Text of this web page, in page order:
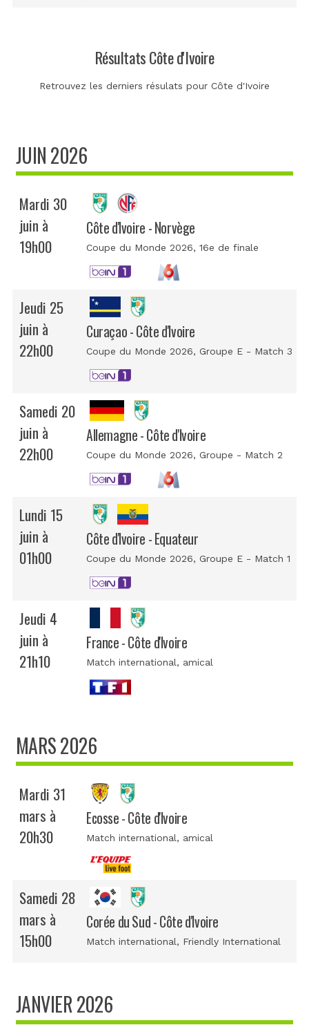
Résultats Côte d'Ivoire
Retrouvez les derniers résulats pour Côte d'Ivoire
JUIN 2026
Mardi 30
juin à
19h00
Côte d'Ivoire - Norvège
Coupe du Monde 2026, 16e de finale
Jeudi 25
juin à
22h00
Curaçao - Côte d'Ivoire
Coupe du Monde 2026, Groupe E - Match 3
Samedi 20
juin à
22h00
Allemagne - Côte d'Ivoire
Coupe du Monde 2026, Groupe - Match 2
Lundi 15
juin à
01h00
Côte d'Ivoire - Equateur
Coupe du Monde 2026, Groupe E - Match 1
Jeudi 4
juin à
21h10
France - Côte d'Ivoire
Match international, amical
MARS 2026
Mardi 31
mars à
20h30
Ecosse - Côte d'Ivoire
Match international, amical
Samedi 28
mars à
15h00
Corée du Sud - Côte d'Ivoire
Match international, Friendly International
JANVIER 2026